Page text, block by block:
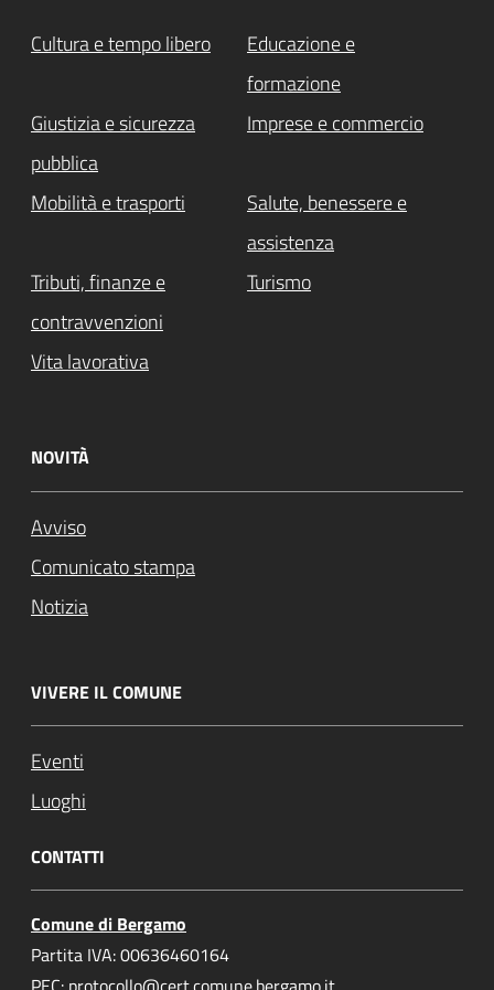
Cultura e tempo libero
Educazione e
formazione
Giustizia e sicurezza
pubblica
Imprese e commercio
Mobilità e trasporti
Salute, benessere e
assistenza
Tributi, finanze e
contravvenzioni
Turismo
Vita lavorativa
NOVITÀ
Avviso
Comunicato stampa
Notizia
VIVERE IL COMUNE
Eventi
Luoghi
CONTATTI
Comune di Bergamo
Partita IVA: 00636460164